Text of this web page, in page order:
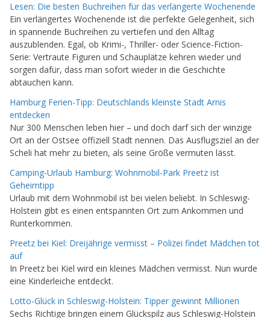
Lesen: Die besten Buchreihen für das verlängerte Wochenende
Ein verlängertes Wochenende ist die perfekte Gelegenheit, sich
in spannende Buchreihen zu vertiefen und den Alltag
auszublenden. Egal, ob Krimi-, Thriller- oder Science-Fiction-
Serie: Vertraute Figuren und Schauplätze kehren wieder und
sorgen dafür, dass man sofort wieder in die Geschichte
abtauchen kann.
Hamburg Ferien-Tipp: Deutschlands kleinste Stadt Arnis
entdecken
Nur 300 Menschen leben hier – und doch darf sich der winzige
Ort an der Ostsee offiziell Stadt nennen. Das Ausflugsziel an der
Scheli hat mehr zu bieten, als seine Größe vermuten lässt.
Camping-Urlaub Hamburg: Wohnmobil-Park Preetz ist
Geheimtipp
Urlaub mit dem Wohnmobil ist bei vielen beliebt. In Schleswig-
Holstein gibt es einen entspannten Ort zum Ankommen und
Runterkommen.
Preetz bei Kiel: Dreijährige vermisst – Polizei findet Mädchen tot
auf
In Preetz bei Kiel wird ein kleines Mädchen vermisst. Nun wurde
eine Kinderleiche entdeckt.
Lotto-Glück in Schleswig-Holstein: Tipper gewinnt Millionen
Sechs Richtige bringen einem Glückspilz aus Schleswig-Holstein